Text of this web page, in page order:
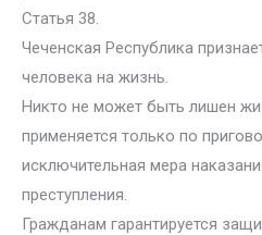
Статья 38.
Чеченская Республика
человека на жизнь.
Никто не может быть лишен
применяется только по
исключительная мера
преступления.
Гражданам гарантируется